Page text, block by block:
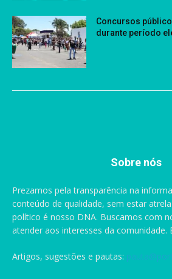
Concursos
durante período
Sobre nós
Prezamos pela transparência na
conteúdo de qualidade, sem estar
político é nosso DNA. Buscamos com
atender aos interesses da comunidade.
Artigos, sugestões e pautas: